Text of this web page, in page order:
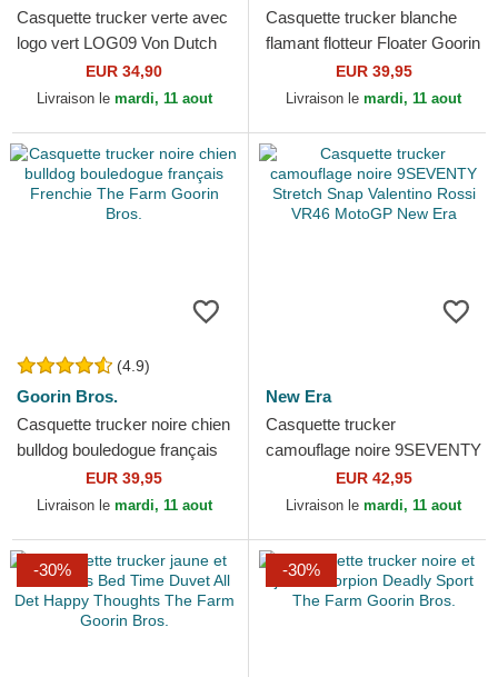
Casquette trucker verte avec
logo vert LOG09 Von Dutch
EUR 34,90
Livraison le mardi, 11 aout
Casquette trucker blanche
flamant flotteur Floater Goorin
EUR 39,95
Livraison le mardi, 11 aout
(4.9)
Goorin Bros.
Casquette trucker noire chien
bulldog bouledogue français
Frenchie The Farm Goorin
Bros.
EUR 39,95
Livraison le mardi, 11 aout
New Era
Casquette trucker
camouflage noire 9SEVENTY
Stretch Snap Valentino Rossi
VR46 MotoGP New Era
EUR 42,95
Livraison le mardi, 11 aout
-30% -30%